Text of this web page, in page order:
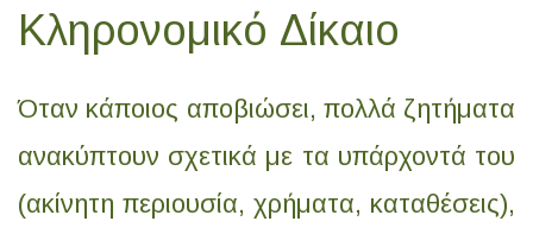
Κληρονομικό Δίκαιο
Όταν κάποιος αποβιώσει, πολλά ζητήματα
ανακύπτουν σχετικά με τα υπάρχοντά του
(ακίνητη περιουσία, χρήματα, καταθέσεις),